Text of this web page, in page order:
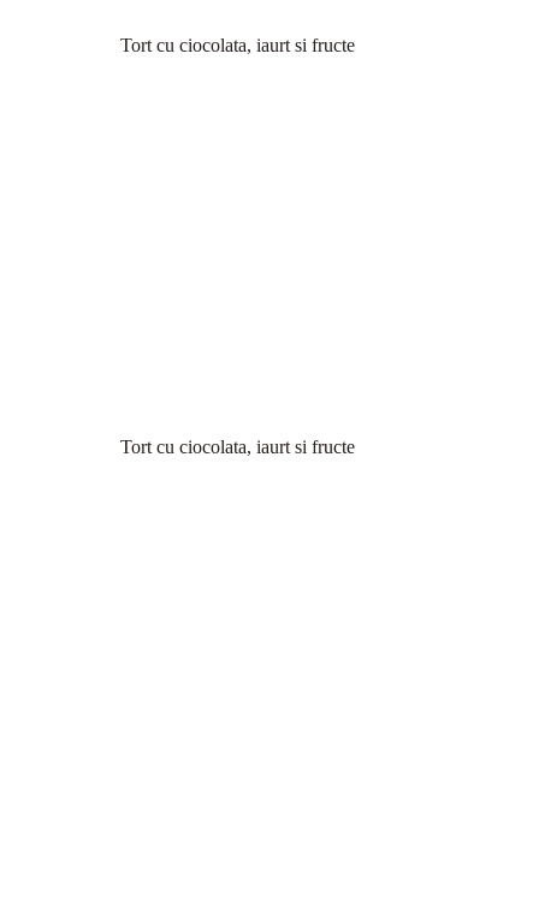
Tort cu ciocolata, iaurt si fructe
Tort cu ciocolata, iaurt si fructe